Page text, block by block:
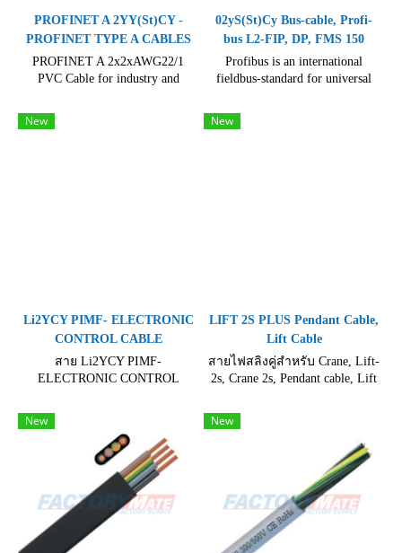
PROFINET A 2YY(St)CY -
PROFINET TYPE A CABLES
PROFINET A 2x2xAWG22/1
PVC Cable for industry and
Categorie 5e better than class D
to 100 MHz, RoHS 2011/65/EU
02yS(St)Cy Bus-cable, Profi-
bus L2-FIP, DP, FMS 150
Profibus is an international
fieldbus-standard for universal
process automation. For fixed
New
Li2YCY PIMF- ELECTRONIC
CONTROL CABLE
สาย Li2YCY PIMF-
ELECTRONIC CONTROL
Standard flame-resistant acc. to
IEC 60332-1-2, Stranding as per
VDE 0295, class 5
New
LIFT 2S PLUS Pendant Cable,
Lift Cable
สายไฟสลิงคู่สำหรับ Crane, Lift-
2s, Crane 2s, Pendant cable, Lift
สำหรับงานลิฟท์ เครน และ
New New